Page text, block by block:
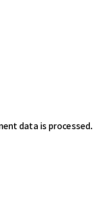
data is processed.